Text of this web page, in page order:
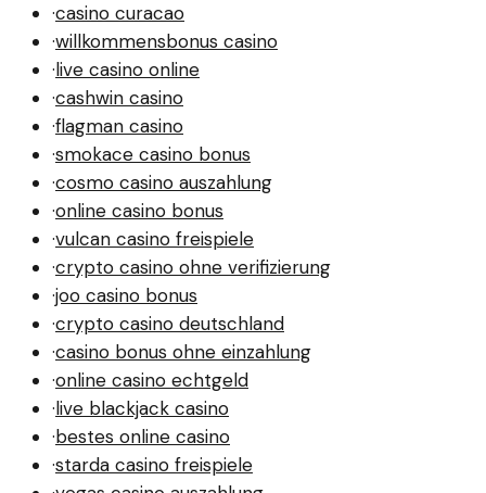
·casino curacao
·willkommensbonus casino
·live casino online
·cashwin casino
·flagman casino
·smokace casino bonus
·cosmo casino auszahlung
·online casino bonus
·vulcan casino freispiele
·crypto casino ohne verifizierung
·joo casino bonus
·crypto casino deutschland
·casino bonus ohne einzahlung
·online casino echtgeld
·live blackjack casino
·bestes online casino
·starda casino freispiele